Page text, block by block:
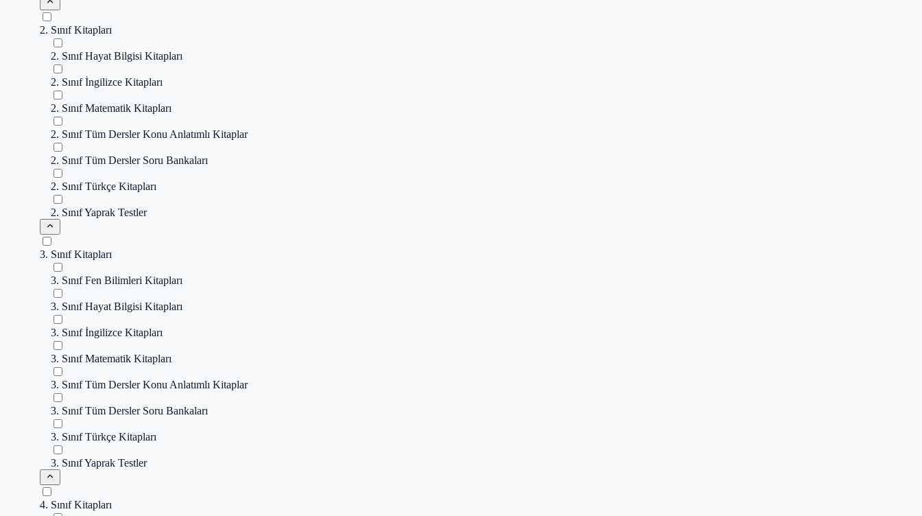
2. Sınıf Kitapları
2. Sınıf Hayat Bilgisi Kitapları
2. Sınıf İngilizce Kitapları
2. Sınıf Matematik Kitapları
2. Sınıf Tüm Dersler Konu Anlatımlı Kitaplar
2. Sınıf Tüm Dersler Soru Bankaları
2. Sınıf Türkçe Kitapları
2. Sınıf Yaprak Testler
3. Sınıf Kitapları
3. Sınıf Fen Bilimleri Kitapları
3. Sınıf Hayat Bilgisi Kitapları
3. Sınıf İngilizce Kitapları
3. Sınıf Matematik Kitapları
3. Sınıf Tüm Dersler Konu Anlatımlı Kitaplar
3. Sınıf Tüm Dersler Soru Bankaları
3. Sınıf Türkçe Kitapları
3. Sınıf Yaprak Testler
4. Sınıf Kitapları